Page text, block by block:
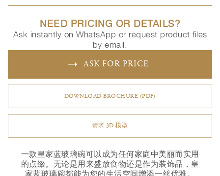
NEED PRICING OR DETAILS?
Ask instantly on WhatsApp or request product files
by email.
ASK FOR PRICE
DOWNLOAD BROCHURE (PDF)
请求 3D 模型
一款皇家蓝玻璃碗可以成为任何家庭中美丽而实用
的点缀。无论是用来盛放食物还是作为装饰品，皇
家蓝玻璃碗都能为您的生活空间增添一丝优雅。